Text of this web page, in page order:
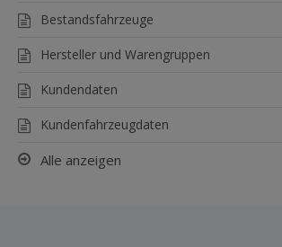
Bestandsfahrzeuge
Hersteller und Warengruppen
Kundendaten
Kundenfahrzeugdaten
Alle anzeigen